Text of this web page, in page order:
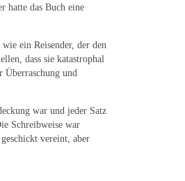
hatte das Buch eine
ein Reisender, der den
dass sie katastrophal
und
war und jeder Satz
Schreibweise war
vereint, aber